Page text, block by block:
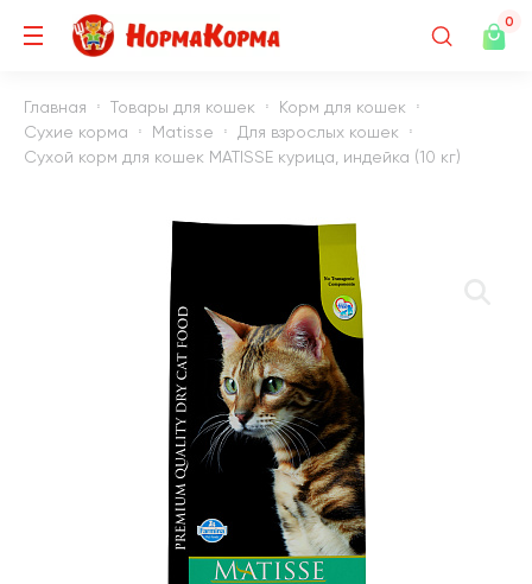
0
Главная Товары для кошек
Корм для кошек
Сухие корма
Matisse
Для взрослых кошек
Сухой корм для кошек MATISSE курица, индейка (10 кг)